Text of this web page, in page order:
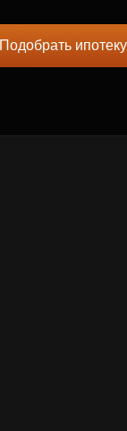
Подобрать ипотеку